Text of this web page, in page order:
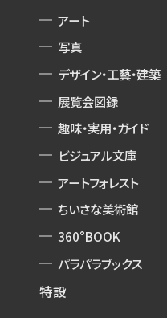
アート
写真
デザイン・工藝・建築
展覧会図録
趣味・実用・ガイド
ビジュアル文庫
アートフォレスト
ちいさな美術館
360°BOOK
パラパラブックス
特設